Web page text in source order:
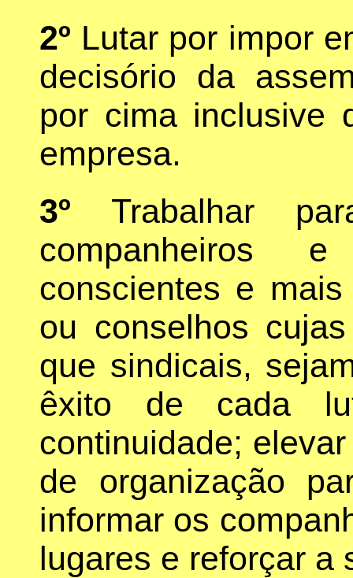
2º Lutar por impor
decisório da
por cima inclusive
empresa.
3º Trabalhar
companheiros
conscientes e
ou conselhos
que sindicais,
êxito de cada
continuidade;
de organização
informar os
lugares e reforçar a